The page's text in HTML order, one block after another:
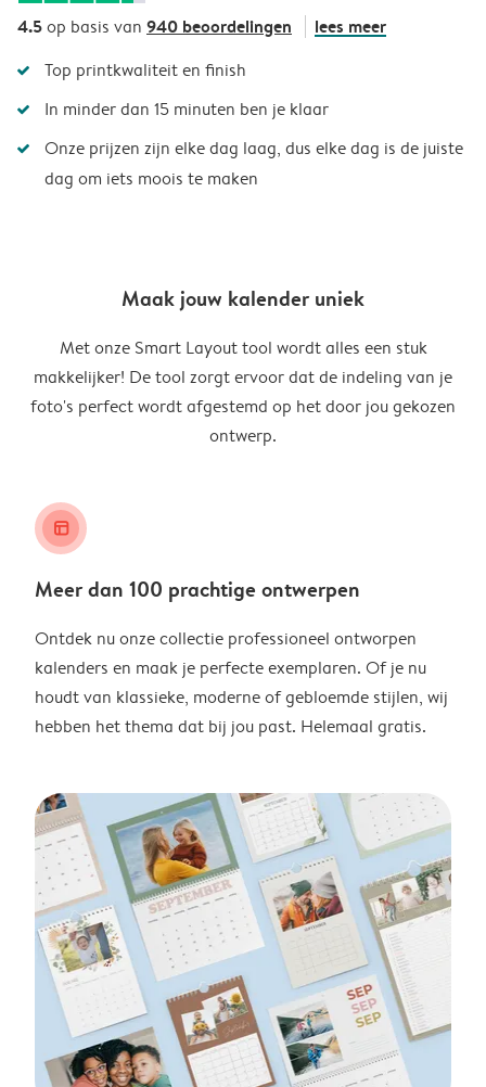
4.5op basis van 940 beoordelingen lees meer
Top printkwaliteit en finish
In minder dan 15 minuten ben je klaar
Onze prijzen zijn elke dag laag, dus elke dag is de juiste
dag om iets moois te maken
Maak jouw kalender uniek
Met onze Smart Layout tool wordt alles een stuk
makkelijker! De tool zorgt ervoor dat de indeling van je
foto's perfect wordt afgestemd op het door jou gekozen
ontwerp.
layout_alt
Meer dan 100 prachtige ontwerpen
Ontdek nu onze collectie professioneel ontworpen
kalenders en maak je perfecte exemplaren. Of je nu
houdt van klassieke, moderne of gebloemde stijlen, wij
hebben het thema dat bij jou past. Helemaal gratis.